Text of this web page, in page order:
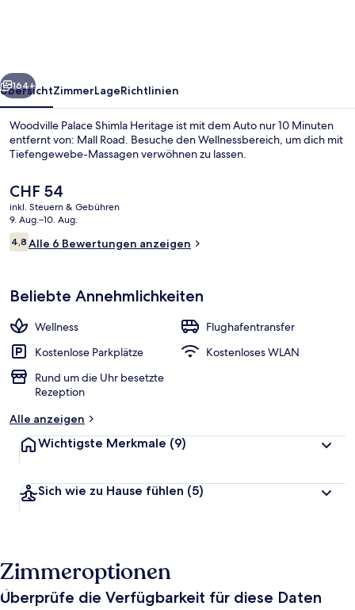
Weiter
164+
ÜbersichtZimmerLageRichtlinien
Woodville Palace Shimla Heritage ist mit dem Auto nur 10 Minuten
entfernt von: Mall Road. Besuche den Wellnessbereich, um dich mit
Tiefengewebe-Massagen verwöhnen zu lassen.
Der
aktuelle
Preis
beträgt
CHF 54.
CHF 54
inkl. Steuern & Gebühren
9. Aug.–10. Aug.
Bewertungen
4,84,8 von 10.
Alle 6 Bewertungen anzeigen
Beliebte Annehmlichkeiten
Wellness
Flughafentransfer
Kostenlose Parkplätze
Kostenloses WLAN
Rund um die Uhr besetzte
Rezeption
Alle anzeigen
Wichtigste Merkmale (9)
Sich wie zu Hause fühlen (5)
Zimmeroptionen
Überprüfe die Verfügbarkeit für diese Daten